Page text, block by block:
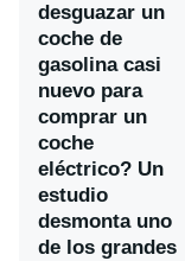
desguazar un
coche de
gasolina casi
nuevo para
comprar un
coche
eléctrico? Un
estudio
desmonta uno
de los grandes